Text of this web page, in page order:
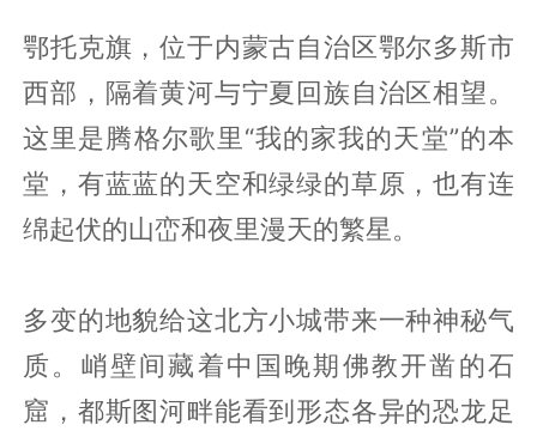
鄂托克旗，位于内蒙古自治区鄂尔多斯市
西部，隔着黄河与宁夏回族自治区相望。
这里是腾格尔歌里“我的家我的天堂”的本
堂，有蓝蓝的天空和绿绿的草原，也有连
绵起伏的山峦和夜里漫天的繁星。
多变的地貌给这北方小城带来一种神秘气
质。峭壁间藏着中国晚期佛教开凿的石
窟，都斯图河畔能看到形态各异的恐龙足